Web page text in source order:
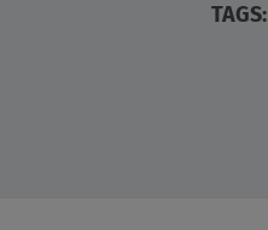
TAGS: